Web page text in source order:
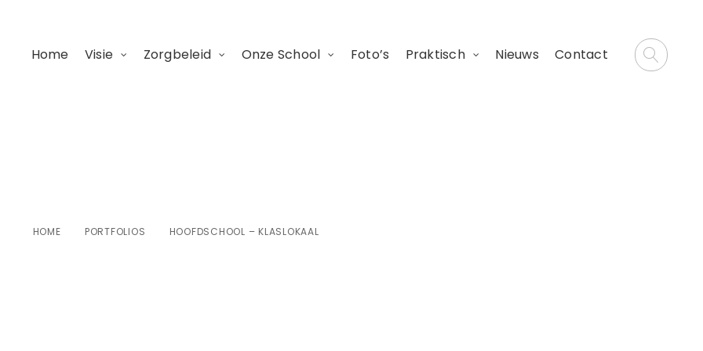
Home Visie Zorgbeleid Onze School Foto’s Praktisch Nieuws Contact
HOME PORTFOLIOS HOOFDSCHOOL – KLASLOKAAL